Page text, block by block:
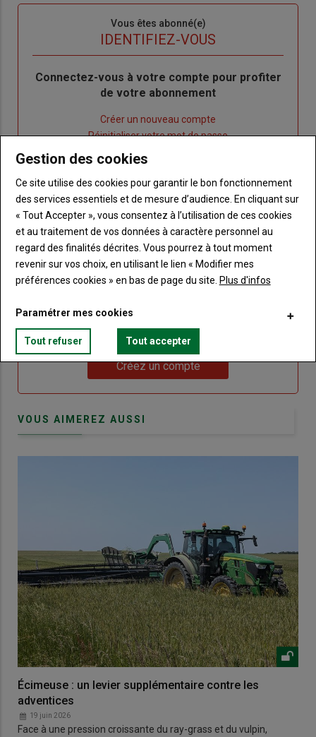
Vous êtes abonné(e)
IDENTIFIEZ-VOUS
Body
Connectez-vous à votre compte pour profiter
de votre abonnement
"Créer
un
compte"
Créer un nouveau compte
Lien
"Réinitialiser
mot
de
passe"
Réinitialiser votre mot de passe
Lien
"Je
me
connecte"
Sous-
Vous n'êtes pas abonné(e)
TITRE CRÉEZ UN COMPTE
compte pour accéder à tout Terre de
Touraine.
Lien Créez un compte
VOUS AIMEREZ AUSSI
Écimeuse : un levier supplémentaire contre les
adventices
19 juin 2026
Face à une pression croissante du ray-grass et du vulpin,
Gestion des cookies
Ce site utilise des cookies pour garantir le bon fonctionnement
des services essentiels et de mesure d’audience. En cliquant sur
« Tout Accepter », vous consentez à l’utilisation de ces cookies
et au traitement de vos données à caractère personnel au
regard des finalités décrites. Vous pourrez à tout moment
revenir sur vos choix, en utilisant le lien « Modifier mes
préférences cookies » en bas de page du site. Plus d'infos
Paramétrer mes cookies
Tout refuser Tout accepter